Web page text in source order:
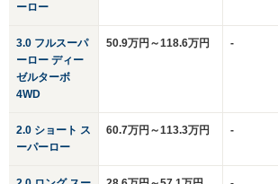
ーロー
3.0 フルスーパ
ーロー ディー
ゼルターボ
4WD
50.9万円～118.6万円 -
2.0 ショート ス
ーパーロー
60.7万円～113.3万円 -